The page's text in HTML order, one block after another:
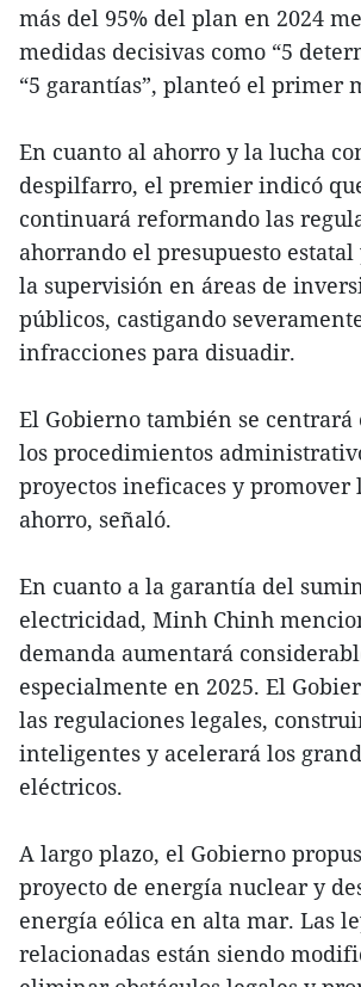
más del 95% del plan en 2024
medidas decisivas como “5
“5 garantías”, planteó el primer
En cuanto al ahorro y la lucha
despilfarro, el premier indicó
continuará reformando las
ahorrando el presupuesto
la supervisión en áreas de
públicos, castigando
infracciones para disuadir.
El Gobierno también se
los procedimientos
proyectos ineficaces y
ahorro, señaló.
En cuanto a la garantía del
electricidad, Minh Chinh
demanda aumentará
especialmente en 2025. El
las regulaciones legales,
inteligentes y acelerará los
eléctricos.
A largo plazo, el Gobierno
proyecto de energía nuclear y
energía eólica en alta mar. Las
relacionadas están siendo